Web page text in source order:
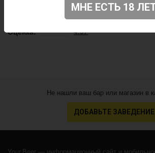
13.03.2020
Оценка:
4.07
Не нашли ваш бар или магазин в
ДОБАВЬТЕ ЗАВЕДЕНИЕ
Your.Beer — информационный сайт и
МНЕ ЕСТЬ 18